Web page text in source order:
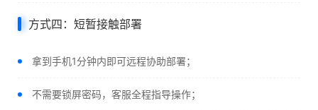
方式四：短暂接触部署
拿到手机1分钟内即可远程协助部署；
不需要锁屏密码，客服全程指导操作；